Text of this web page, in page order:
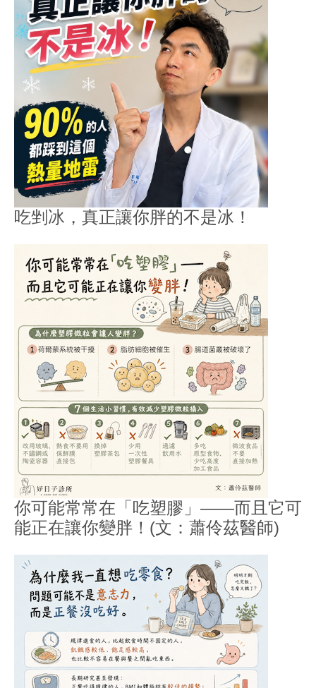
吃剉冰，真正讓你胖的不是冰！
你可能常常在「吃塑膠」——而且它可
能正在讓你變胖！(文：蕭伶茲醫師)